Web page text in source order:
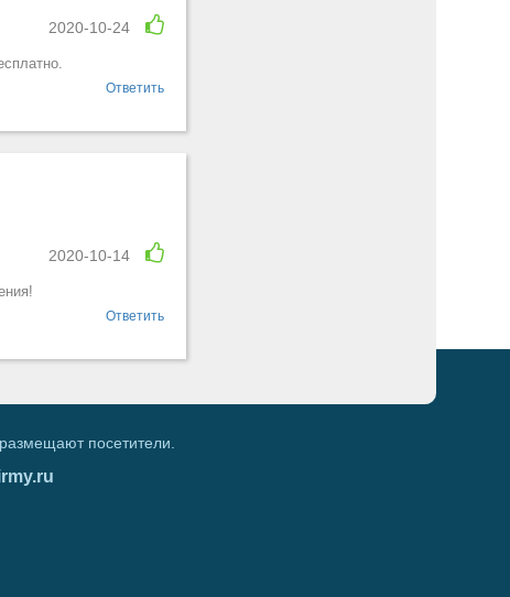
2020-10-24
Ответить
2020-10-14
Ответить
посетители.